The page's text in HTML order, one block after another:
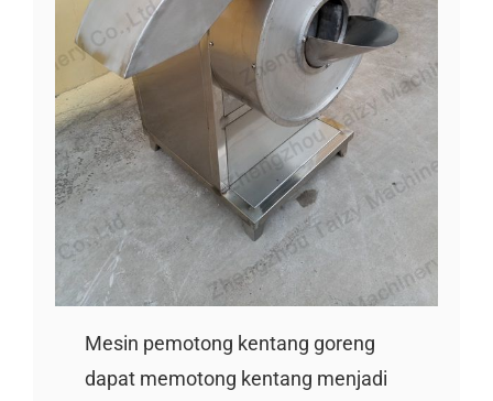
Mesin pemotong kentang goreng
dapat memotong kentang menjadi